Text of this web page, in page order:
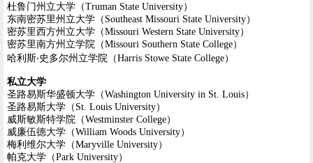
杜鲁门州立大学（Truman State University）
东南密苏里州立大学（Southeast Missouri State University）
密苏里西方州立大学（Missouri Western State University）
密苏里南方州立学院（Missouri Southern State College）
哈利斯‧史多尔州立学院（Harris Stowe State College）
私立大学
圣路易斯华盛顿大学（Washington University in St. Louis）
圣路易斯大学（St. Louis University）
威斯敏斯特学院（Westminster College）
威廉伍德大学（William Woods University）
梅利维尔大学（Maryville University）
帕克大学（Park University）